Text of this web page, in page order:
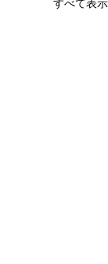
すべて表示